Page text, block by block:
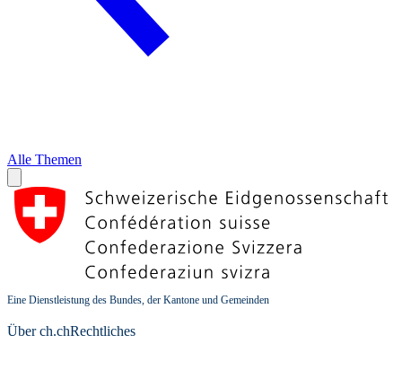
Alle Themen
Eine Dienstleistung des Bundes, der Kantone und Gemeinden
Über ch.chRechtliches